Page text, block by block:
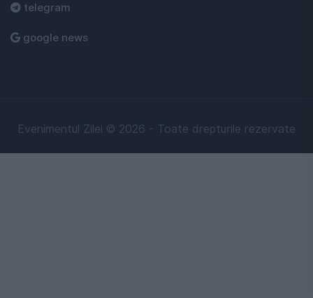
telegram
google news
Evenimentul Zilei © 2026 - Toate drepturile rezervate